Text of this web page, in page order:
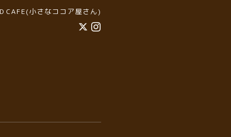
CAFE(小さなココア屋さん)